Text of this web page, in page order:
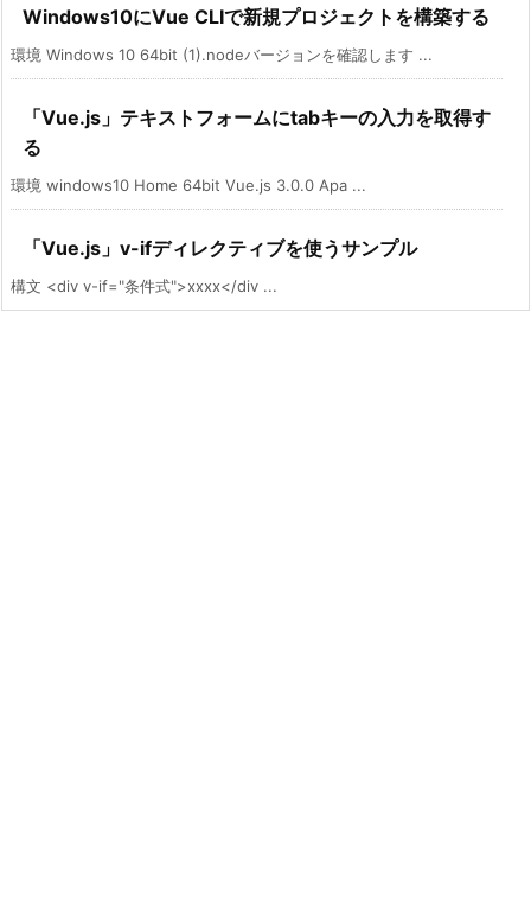
Windows10にVue CLIで新規プロジェクトを構築する
環境 Windows 10 64bit (1).nodeバージョンを確認します ...
「Vue.js」テキストフォームにtabキーの入力を取得す
る
環境 windows10 Home 64bit Vue.js 3.0.0 Apa ...
「Vue.js」v-ifディレクティブを使うサンプル
構文 <div v-if="条件式">xxxx</div ...